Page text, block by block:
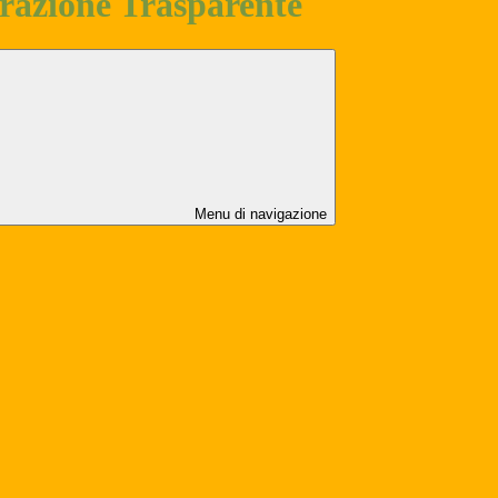
Menu di navigazione